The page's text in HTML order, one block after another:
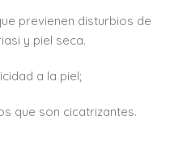
previenen disturbios de
y piel seca.
a la piel;
que son cicatrizantes.